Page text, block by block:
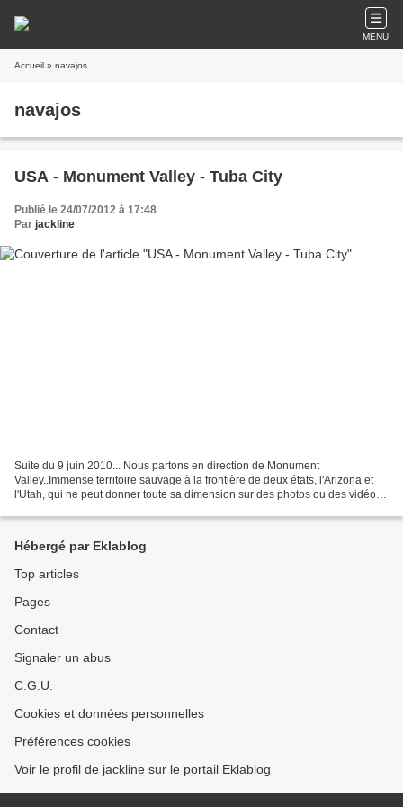
MENU
Accueil » navajos
navajos
USA - Monument Valley - Tuba City
Publié le 24/07/2012 à 17:48
Par jackline
Suite du 9 juin 2010... Nous partons en direction de Monument
Valley..Immense territoire sauvage à la frontière de deux états, l'Arizona et
l'Utah, qui ne peut donner toute sa dimension sur des photos ou des vidéos,
Hébergé par Eklablog
Top articles
Pages
Contact
Signaler un abus
C.G.U.
Cookies et données personnelles
Préférences cookies
Voir le profil de jackline sur le portail Eklablog